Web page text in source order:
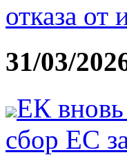
отказа
31/03/
ЕК
сбор ЕС